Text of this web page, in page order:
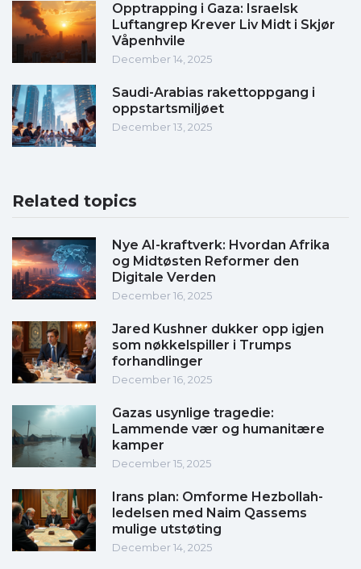
Opptrapping i Gaza: Israelsk
Luftangrep Krever Liv Midt i Skjør
Våpenhvile
December 14, 2025
Saudi-Arabias rakettoppgang i
oppstartsmiljøet
December 13, 2025
Related topics
Nye AI-kraftverk: Hvordan Afrika
og Midtøsten Reformer den
Digitale Verden
December 16, 2025
Jared Kushner dukker opp igjen
som nøkkelspiller i Trumps
forhandlinger
December 16, 2025
Gazas usynlige tragedie:
Lammende vær og humanitære
kamper
December 15, 2025
Irans plan: Omforme Hezbollah-
ledelsen med Naim Qassems
mulige utstøting
December 14, 2025